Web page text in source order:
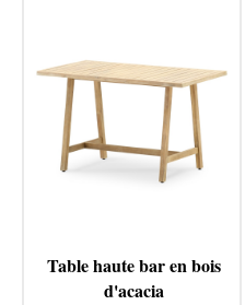
Table haute bar en bois
d'acacia